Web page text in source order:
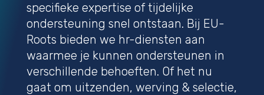
specifieke expertise of tijdelijke
ondersteuning snel ontstaan. Bij EU-
Roots bieden we hr-diensten aan
waarmee je kunnen ondersteunen in
verschillende behoeften. Of het nu
gaat om uitzenden, werving & selectie,